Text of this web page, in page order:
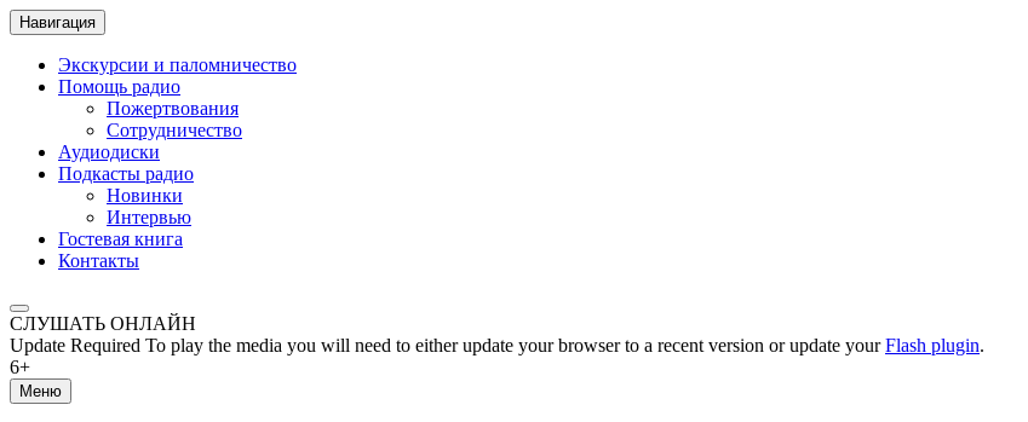
Навигация
Экскурсии и паломничество
Помощь радио
Пожертвования
Сотрудничество
Аудиодиски
Подкасты радио
Новинки
Интервью
Гостевая книга
Контакты
СЛУШАТЬ ОНЛАЙН
Update Required To play the media you will need to either update your browser to a recent version or update yourFlash plugin.
6+
Меню